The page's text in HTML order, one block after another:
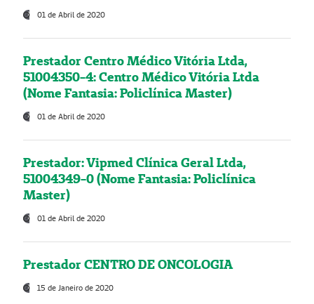
01 de Abril de 2020
Prestador Centro Médico Vitória Ltda,
51004350-4: Centro Médico Vitória Ltda
(Nome Fantasia: Policlínica Master)
01 de Abril de 2020
Prestador: Vipmed Clínica Geral Ltda,
51004349-0 (Nome Fantasia: Policlínica
Master)
01 de Abril de 2020
Prestador CENTRO DE ONCOLOGIA
15 de Janeiro de 2020